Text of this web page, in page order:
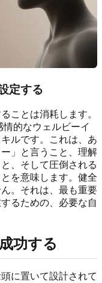
定する
ことは消耗します。
的なウェルビーイ
ルです。これは、あ
」と言うこと、理解
、そして圧倒される
を意味します。健全
。それは、最も重要
るための、必要な自
功する
に置いて設計されて